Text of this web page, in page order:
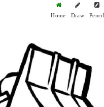
Home Draw Pencil